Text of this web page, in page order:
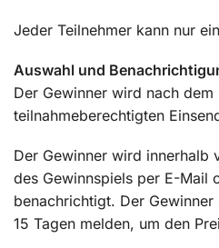
Jeder Teilnehmer kann nur
Auswahl und
Der Gewinner wird nach
teilnahmeberechtigten
Der Gewinner wird innerhalb
des Gewinnspiels per E-Mail
benachrichtigt. Der
15 Tagen melden, um den